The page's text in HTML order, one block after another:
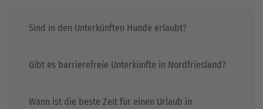
Sind in den Unterkünften Hunde erlaubt?
Gibt es barrierefreie Unterkünfte in Nordfriesland?
Wann ist die beste Zeit für einen Urlaub in